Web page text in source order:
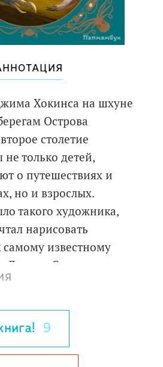
Хокинса на шхуне
Острова
столетие
только детей,
о путешествиях и
но и взрослых.
такого художника,
нарисовать
известному
Льюиса Стивенсона.
художнику
и запоминающееся
Образы Джима
пирата Билли Бонса,
9